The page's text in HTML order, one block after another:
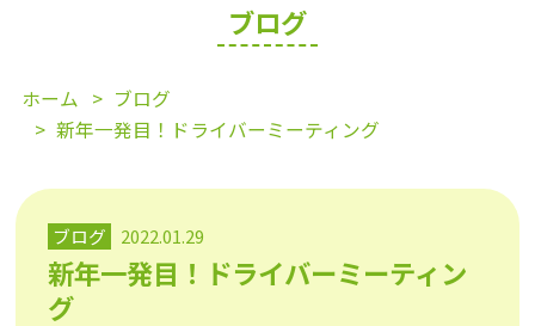
ブログ
ホーム
ブログ
新年一発目！ドライバーミーティング
ブログ 2022.01.29
新年一発目！ドライバーミーティン
グ